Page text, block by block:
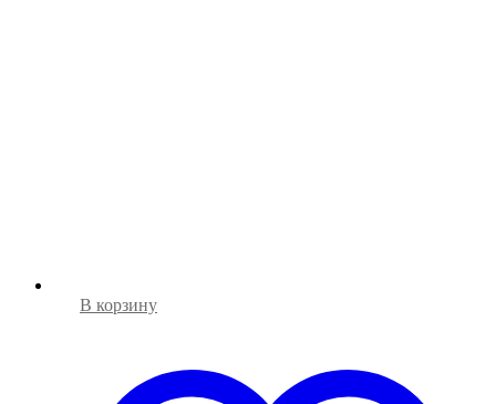
В корзину